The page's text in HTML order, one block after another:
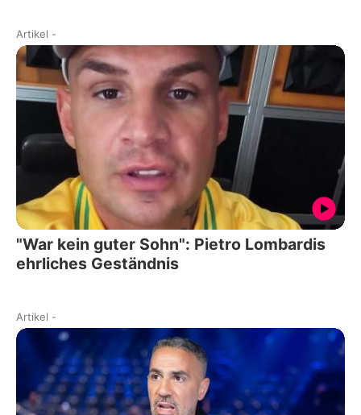
Artikel -
"War kein guter Sohn": Pietro Lombardis
ehrliches Geständnis
Artikel -